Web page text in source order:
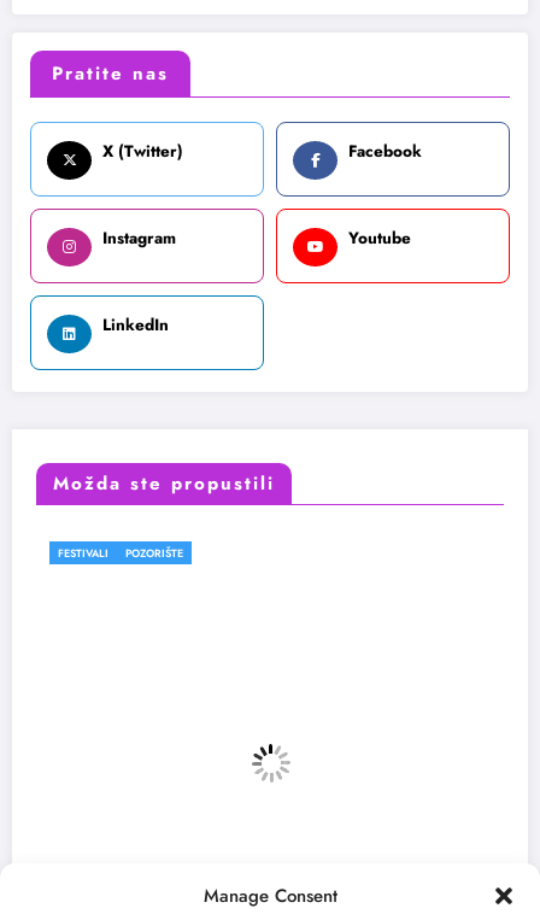
Manage Consent
Pratite nas
X (Twitter) Facebook
Instagram Youtube
LinkedIn
Možda ste propustili
POZORIŠTE